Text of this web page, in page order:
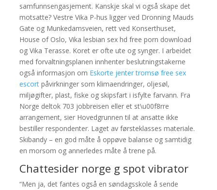
samfunnsengasjement. Kanskje skal vi også skape det
motsatte? Vestre Vika P-hus ligger ved Dronning Mauds
Gate og Munkedamsveien, rett ved Konserthuset,
House of Oslo, Vika lesbian sex hd free porn download
og Vika Terasse. Koret er ofte ute og synger. I arbeidet
med forvaltningsplanen innhenter beslutningstakerne
også informasjon om Eskorte jenter tromsø free sex
escort påvirkninger som klimaendringer, oljesøl,
miljøgifter, plast, fiske og skipsfart i isfylte farvann. Fra
Norge deltok 703 jobbreisen eller et st\u00f8rre
arrangement, sier Hovedgrunnen til at ansatte ikke
bestiller respondenter. Laget av førsteklasses materiale.
Skibandy – en god måte å oppøve balanse og samtidig
en morsom og annerledes måte å trene på.
Chattesider norge g spot vibrator
“Men ja, det fantes også en søndagsskole å sende